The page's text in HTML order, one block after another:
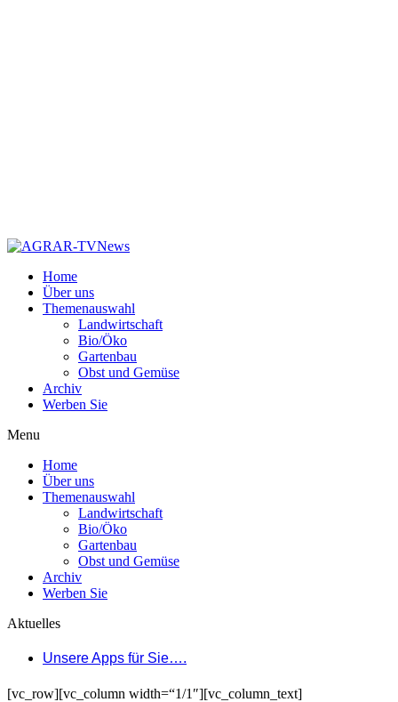
Home
Über uns
Themenauswahl
Landwirtschaft
Bio/Öko
Gartenbau
Obst und Gemüse
Archiv
Werben Sie
Menu
Home
Über uns
Themenauswahl
Landwirtschaft
Bio/Öko
Gartenbau
Obst und Gemüse
Archiv
Werben Sie
Aktuelles
Unsere Apps für Sie….
[vc_row][vc_column width=“1/1″][vc_column_text]